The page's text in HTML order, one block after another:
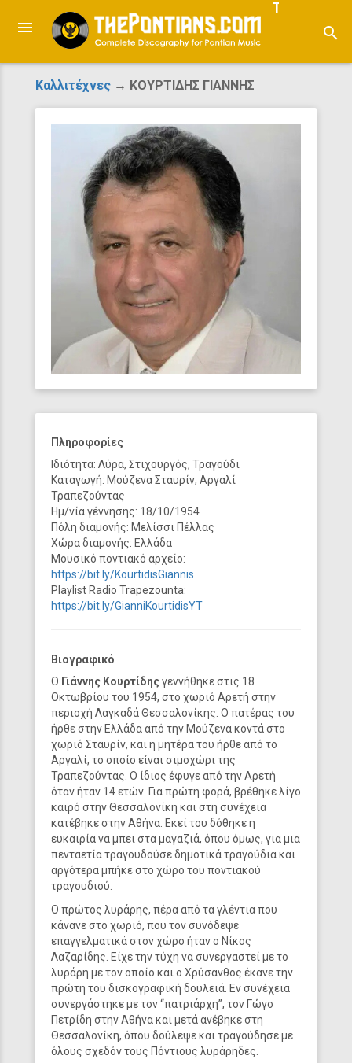
search
Καλλιτέχνες → ΚΟΥΡΤΙΔΗΣ ΓΙΑΝΝΗΣ
Πληροφορίες
Ιδιότητα: Λύρα, Στιχουργός, Τραγούδι
Καταγωγή: Μούζενα Σταυρίν, Αργαλί
Τραπεζούντας
Ημ/νία γέννησης: 18/10/1954
Πόλη διαμονής: Μελίσσι Πέλλας
Χώρα διαμονής: Ελλάδα
Μουσικό ποντιακό αρχείο:
https://bit.ly/KourtidisGiannis
Playlist Radio Trapezounta:
https://bit.ly/GianniKourtidisYT
Βιογραφικό
Ο Γιάννης Κουρτίδηςγεννήθηκε στις 18
Οκτωβρίου του 1954, στο χωριό Αρετή στην
περιοχή Λαγκαδά Θεσσαλονίκης. Ο πατέρας του
ήρθε στην Ελλάδα από την Μούζενα κοντά στο
χωριό Σταυρίν, και η μητέρα του ήρθε από το
Αργαλί, το οποίο είναι σιμοχώρι της
Τραπεζούντας. Ο ίδιος έφυγε από την Αρετή
όταν ήταν 14 ετών. Για πρώτη φορά, βρέθηκε λίγο
καιρό στην Θεσσαλονίκη και στη συνέχεια
κατέβηκε στην Αθήνα. Εκεί του δόθηκε η
ευκαιρία να μπει στα μαγαζιά, όπου όμως, για μια
πενταετία τραγουδούσε δημοτικά τραγούδια και
αργότερα μπήκε στο χώρο του ποντιακού
τραγουδιού.
Ο πρώτος λυράρης, πέρα από τα γλέντια που
κάνανε στο χωριό, που τον συνόδεψε
επαγγελματικά στον χώρο ήταν ο Νίκος
Λαζαρίδης. Είχε την τύχη να συνεργαστεί με το
λυράρη με τον οποίο και ο Χρύσανθος έκανε την
πρώτη του δισκογραφική δουλειά. Εν συνέχεια
συνεργάστηκε με τον “πατριάρχη”, τον Γώγο
Πετρίδη στην Αθήνα και μετά ανέβηκε στη
Θεσσαλονίκη, όπου δούλεψε και τραγούδησε με
όλους σχεδόν τους Πόντιους λυράρηδες.